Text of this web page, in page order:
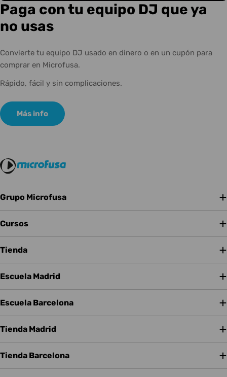
Paga con tu equipo DJ que ya
no usas
Convierte tu equipo DJ usado en dinero o en un cupón para
comprar en Microfusa.
Rápido, fácil y sin complicaciones.
Más info
Grupo Microfusa
Cursos
Tienda
Escuela Madrid
Escuela Barcelona
Tienda Madrid
Tienda Barcelona